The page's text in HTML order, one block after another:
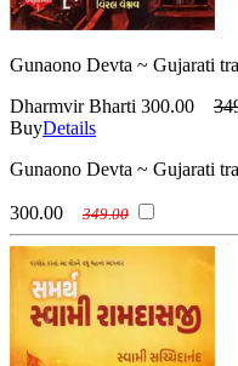
Gunaono Devta ~ Gujarati
Dharmvir Bharti 300.00
BuyDetails
Gunaono Devta ~ Gujarati
300.00 349.00